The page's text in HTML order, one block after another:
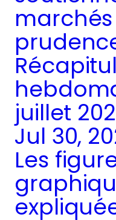
juillet
Jul 30,
Les